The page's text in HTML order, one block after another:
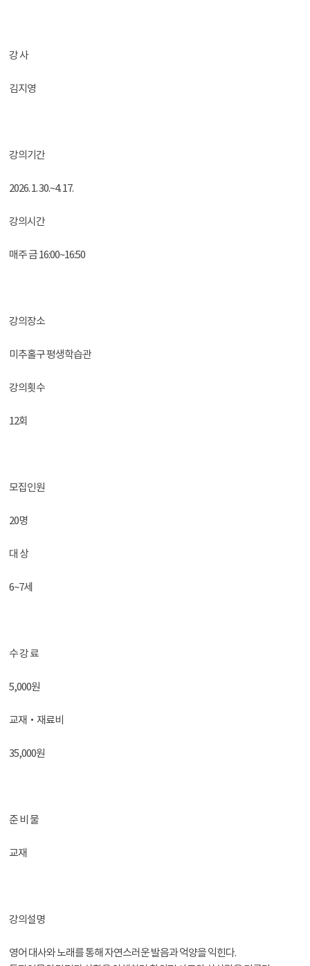
강 사
김지영
강의기간
2026. 1. 30.~4. 17.
강의시간
매주 금 16:00~16:50
강의장소
미추홀구 평생학습관
강의횟수
12회
모집인원
20명
대 상
6~7세
수 강 료
5,000원
교재‧재료비
35,000원
준 비 물
교재
강의설명
영어 대사와 노래를 통해 자연스러운 발음과 억양을 익힌다.